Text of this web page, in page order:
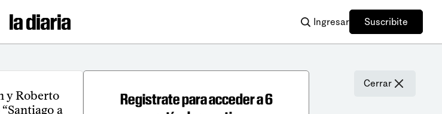
Ingresar Suscribite
y Roberto
a
Cerrar
Registrate para acceder a 6